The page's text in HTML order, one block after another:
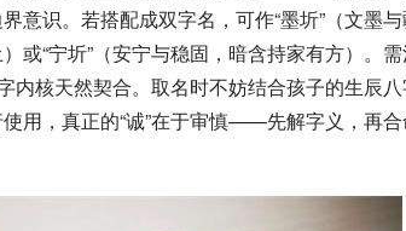
意识。若搭配成双字名，可作“墨圻”（文墨
或“宁圻”（安宁与稳固，暗含持家有方）。
内核天然契合。取名时不妨结合孩子的生辰
用，真正的“诚”在于审慎——先解字义，再